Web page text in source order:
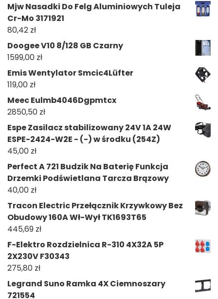
Mjw Nasadki Do Felg Aluminiowych Tuleja
Cr-Mo 3171921
80,42 zł
Doogee V10 8/128 GB Czarny
1599,00 zł
Emis Wentylator Smcic4Lüfter
119,00 zł
Meec Eulmb4046Dgpmtcx
2850,50 zł
Espe Zasilacz stabilizowany 24V 1A 24W
ESPE-2424-W2E - (-) w środku (254Z)
45,00 zł
Perfect A 721 Budzik Na Baterię Funkcja
Drzemki Podświetlana Tarcza Brązowy
40,00 zł
Tracon Electric Przełącznik Krzywkowy Bez
Obudowy 160A Wł-Wył TK1693T65
445,69 zł
F-Elektro Rozdzielnica R-310 4X32A 5P
2X230V F30343
275,80 zł
Legrand Suno Ramka 4X Ciemnoszary
721554